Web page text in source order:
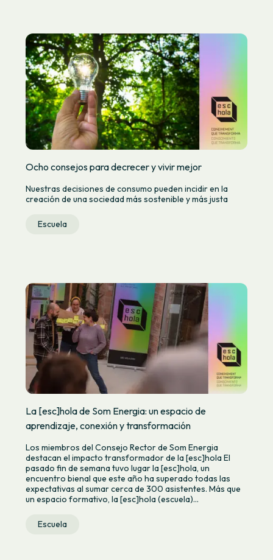
Ocho consejos para decrecer y vivir mejor
Nuestras decisiones de consumo pueden incidir en la
creación de una sociedad más sostenible y más justa
Escuela
La [esc]hola de Som Energia: un espacio de
aprendizaje, conexión y transformación
Los miembros del Consejo Rector de Som Energia
destacan el impacto transformador de la [esc]hola El
pasado fin de semana tuvo lugar la [esc]hola, un
encuentro bienal que este año ha superado todas las
expectativas al sumar cerca de 300 asistentes. Más que
un espacio formativo, la [esc]hola (escuela)...
Escuela